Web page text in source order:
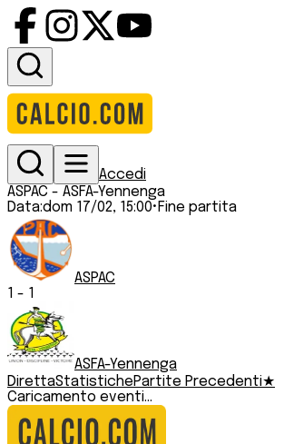
Accedi
ASPAC - ASFA-Yennenga
Data:dom 17/02, 15:00• Fine partita
ASPAC
1 - 1
ASFA-Yennenga
DirettaStatistichePartite Precedenti★
Caricamento eventi...